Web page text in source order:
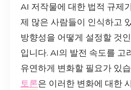
AI 저작물에 대한 법적 규제
제 많은 사람들이 인식하고
방향성을 어떻게 설정할 것
입니다. AI의 발전 속도를 고
유연하게 변화할 필요가 있
토론은 이러한 변화에 대한